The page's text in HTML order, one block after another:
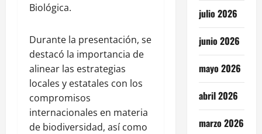
Biológica.
Durante la presentación, se
destacó la importancia de
alinear las estrategias
locales y estatales con los
compromisos
internacionales en materia
de biodiversidad, así como
julio 2026
junio 2026
mayo 2026
abril 2026
marzo 2026